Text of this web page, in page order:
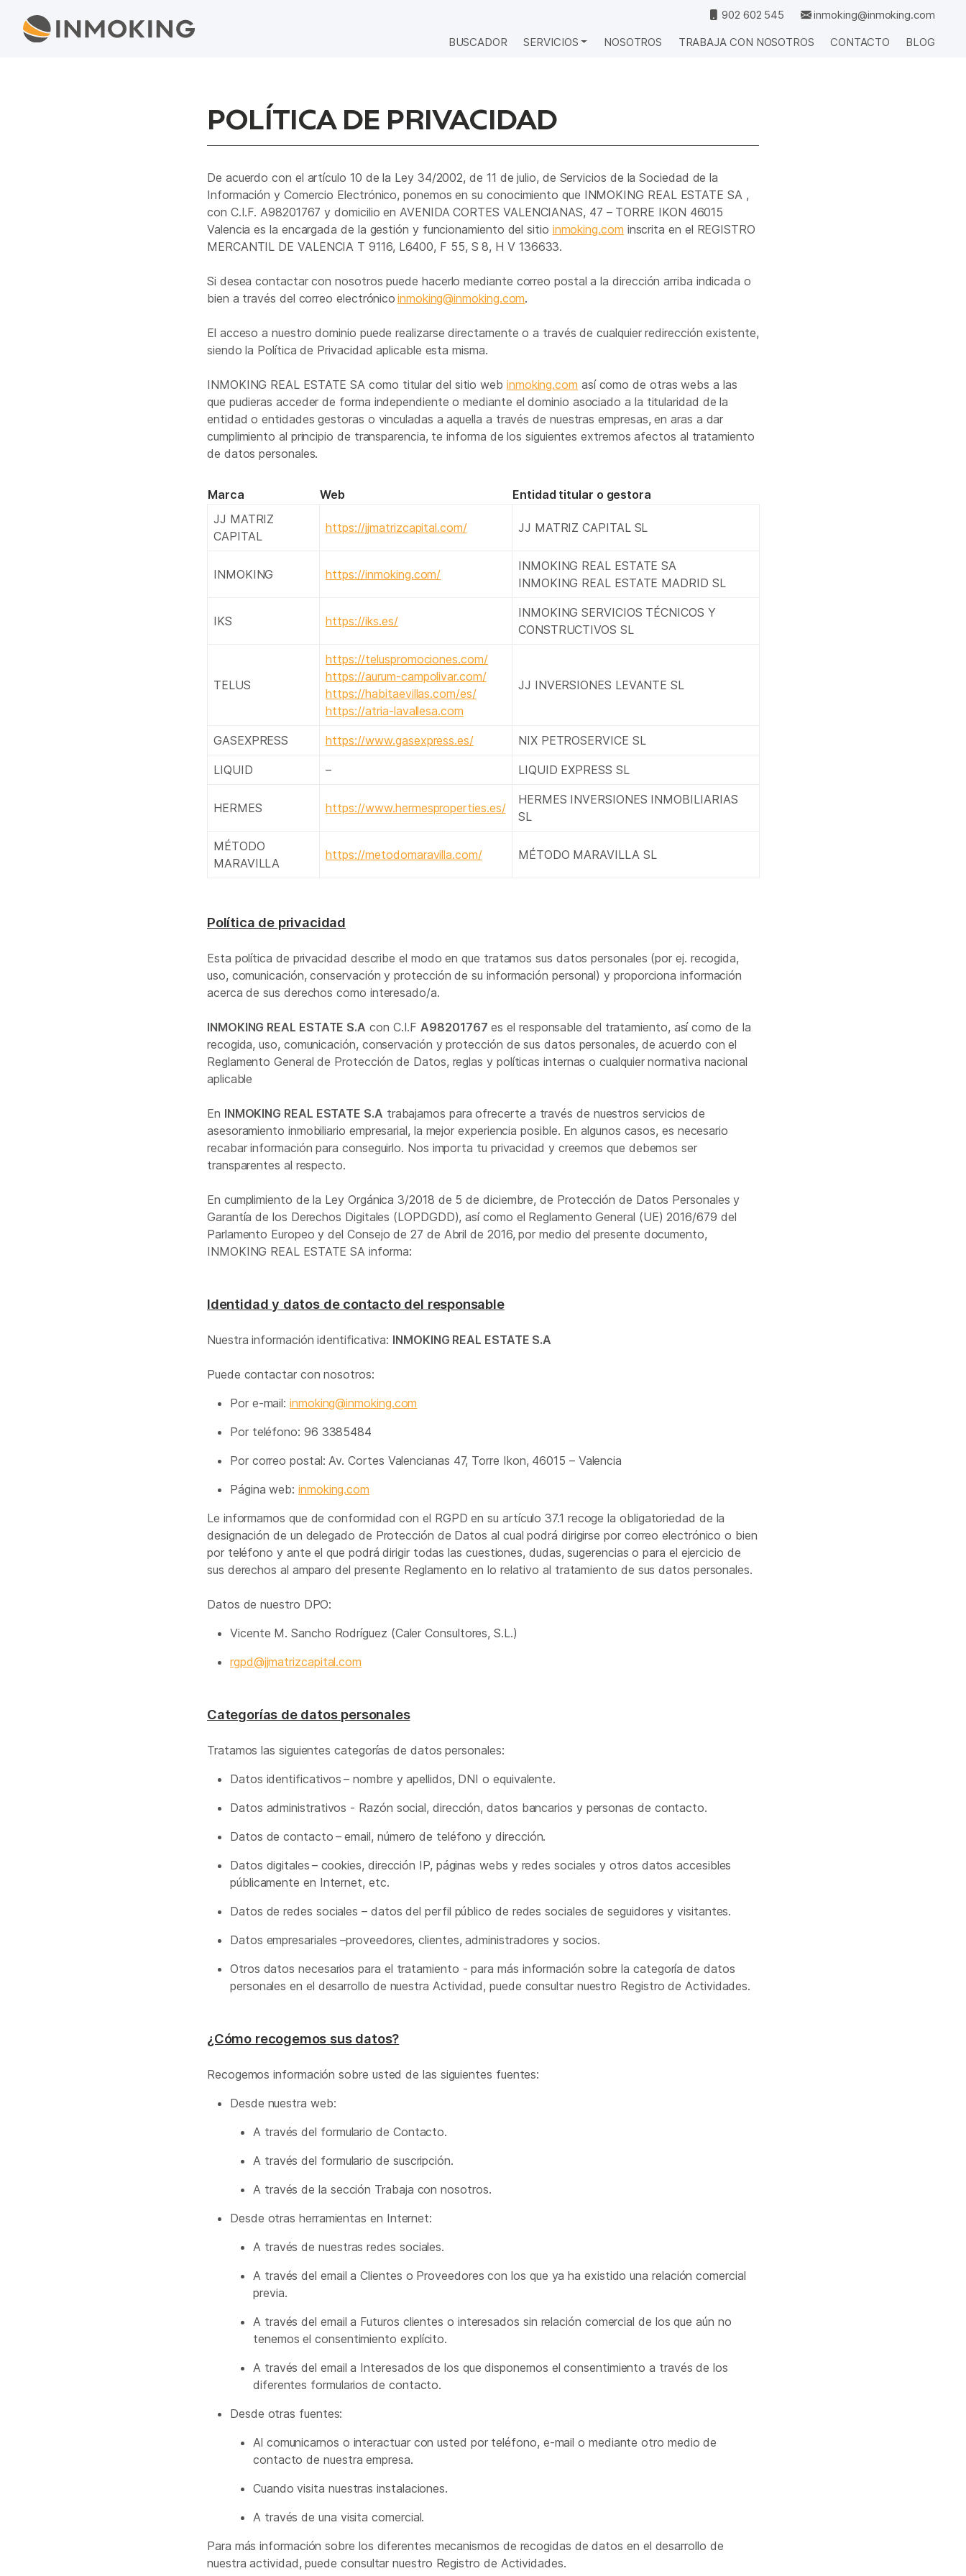
902 602 545
inmoking@inmoking.com
BUSCADOR
SERVICIOS NOSOTROS TRABAJA CON NOSOTROS CONTACTO BLOG
POLÍTICA DE PRIVACIDAD
De acuerdo con el artículo 10 de la Ley 34/2002, de 11 de julio, de Servicios de la Sociedad de la
Información y Comercio Electrónico, ponemos en su conocimiento que INMOKING REAL ESTATE SA ,
con C.I.F. A98201767 y domicilio en AVENIDA CORTES VALENCIANAS, 47 – TORRE IKON 46015
Valencia es la encargada de la gestión y funcionamiento del sitio inmoking.com inscrita en el REGISTRO
MERCANTIL DE VALENCIA T 9116, L6400, F 55, S 8, H V 136633.
Si desea contactar con nosotros puede hacerlo mediante correo postal a la dirección arriba indicada o
bien a través del correo electrónicoinmoking@inmoking.com.
El acceso a nuestro dominio puede realizarse directamente o a través de cualquier redirección existente,
siendo la Política de Privacidad aplicable esta misma.
INMOKING REAL ESTATE SA como titular del sitio web inmoking.com así como de otras webs a las
que pudieras acceder de forma independiente o mediante el dominio asociado a la titularidad de la
entidad o entidades gestoras o vinculadas a aquella a través de nuestras empresas, en aras a dar
cumplimiento al principio de transparencia, te informa de los siguientes extremos afectos al tratamiento
de datos personales.
Marca Web
Entidad titular o gestora
JJ MATRIZ
CAPITAL
https://jjmatrizcapital.com/ JJ MATRIZ CAPITAL SL
INMOKING https://inmoking.com/
INMOKING REAL ESTATE SA
INMOKING REAL ESTATE MADRID SL
IKS https://iks.es/
INMOKING SERVICIOS TÉCNICOS Y
CONSTRUCTIVOS SL
TELUS
https://teluspromociones.com/
https://aurum-campolivar.com/
https://habitaevillas.com/es/
https://atria-lavallesa.com
JJ INVERSIONES LEVANTE SL
GASEXPRESS https://www.gasexpress.es/ NIX PETROSERVICE SL
LIQUID – LIQUID EXPRESS SL
HERMES https://www.hermesproperties.es/
HERMES INVERSIONES INMOBILIARIAS
SL
MÉTODO
MARAVILLA
https://metodomaravilla.com/ MÉTODO MARAVILLA SL
Política de privacidad
Esta política de privacidad describe el modo en que tratamos sus datos personales (por ej. recogida,
uso, comunicación, conservación y protección de su información personal) y proporciona información
acerca de sus derechos como interesado/a.
INMOKING REAL ESTATE S.A con C.I.FA98201767 es el responsable del tratamiento, así como de la
recogida, uso, comunicación, conservación y protección de sus datos personales, de acuerdo con el
Reglamento General de Protección de Datos, reglas y políticas internas o cualquier normativa nacional
aplicable
En INMOKING REAL ESTATE S.A trabajamos para ofrecerte a través de nuestros servicios de
asesoramiento inmobiliario empresarial, la mejor experiencia posible. En algunos casos, es necesario
recabar información para conseguirlo. Nos importa tu privacidad y creemos que debemos ser
transparentes al respecto.
En cumplimiento de la Ley Orgánica 3/2018 de 5 de diciembre, de Protección de Datos Personales y
Garantía de los Derechos Digitales (LOPDGDD), así como el Reglamento General (UE) 2016/679 del
Parlamento Europeo y del Consejo de 27 de Abril de 2016, por medio del presente documento,
INMOKING REAL ESTATE SA informa:
Identidad y datos de contacto del responsable
Nuestra información identificativa: INMOKING REAL ESTATE S.A
Puede contactar con nosotros:
Por e-mail:inmoking@inmoking.com
Por teléfono: 96 3385484
Por correo postal: Av. Cortes Valencianas 47, Torre Ikon, 46015 – Valencia
Página web:inmoking.com
Le informamos que de conformidad con el RGPD en su artículo 37.1 recoge la obligatoriedad de la
designación de un delegado de Protección de Datos al cual podrá dirigirse por correo electrónico o bien
por teléfono y ante el que podrá dirigir todas las cuestiones, dudas, sugerencias o para el ejercicio de
sus derechos al amparo del presente Reglamento en lo relativo al tratamiento de sus datos personales.
Datos de nuestro DPO:
Vicente M. Sancho Rodríguez (Caler Consultores, S.L.)
rgpd@jjmatrizcapital.com
Categorías de datos personales
Tratamos las siguientes categorías de datos personales:
Datos identificativos – nombre y apellidos, DNI o equivalente.
Datos administrativos - Razón social, dirección, datos bancarios y personas de contacto.
Datos de contacto – email, número de teléfono y dirección.
Datos digitales – cookies, dirección IP, páginas webs y redes sociales y otros datos accesibles
públicamente en Internet, etc.
Datos de redes sociales – datos del perfil público de redes sociales de seguidores y visitantes.
Datos empresariales –proveedores, clientes, administradores y socios.
Otros datos necesarios para el tratamiento - para más información sobre la categoría de datos
personales en el desarrollo de nuestra Actividad, puede consultar nuestro Registro de Actividades.
¿Cómo recogemos sus datos?
Recogemos información sobre usted de las siguientes fuentes:
Desde nuestra web:
A través del formulario de Contacto.
A través del formulario de suscripción.
A través de la sección Trabaja con nosotros.
Desde otras herramientas en Internet:
A través de nuestras redes sociales.
A través del email a Clientes o Proveedores con los que ya ha existido una relación comercial
previa.
A través del email a Futuros clientes o interesados sin relación comercial de los que aún no
tenemos el consentimiento explícito.
A través del email a Interesados de los que disponemos el consentimiento a través de los
diferentes formularios de contacto.
Desde otras fuentes:
Al comunicarnos o interactuar con usted por teléfono, e-mail o mediante otro medio de
contacto de nuestra empresa.
Cuando visita nuestras instalaciones.
A través de una visita comercial.
Para más información sobre los diferentes mecanismos de recogidas de datos en el desarrollo de
nuestra actividad, puede consultar nuestro Registro de Actividades.